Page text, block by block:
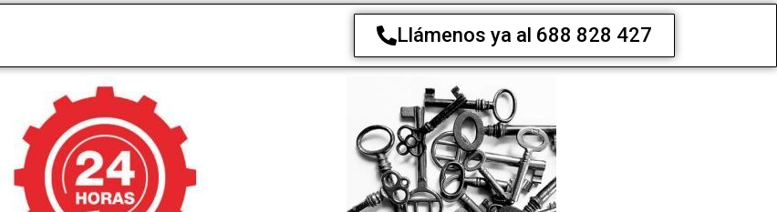
Llámenos ya al 688 828 427